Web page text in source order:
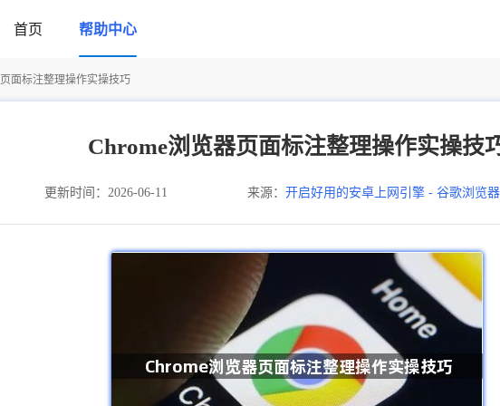
首页 帮助中心
面标注整理操作实操技巧
Chrome浏览器页面标注整理操作实操技
更新时间：2026-06-11 来源： 开启好用的安卓上网引擎 - 谷歌浏览